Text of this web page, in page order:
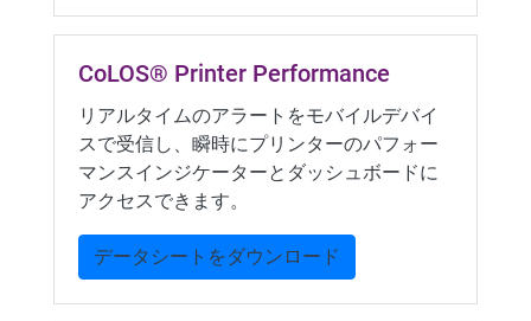
CoLOS® Printer Performance
リアルタイムのアラートをモバイルデバイ
スで受信し、瞬時にプリンターのパフォー
マンスインジケーターとダッシュボードに
アクセスできます。
データシートをダウンロード